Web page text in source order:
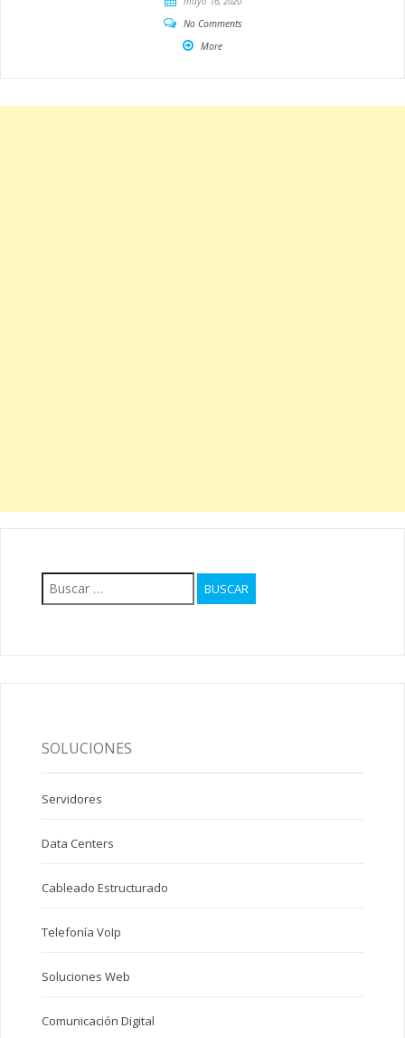
No Comments
More
SOLUCIONES
Servidores
Data Centers
Cableado Estructurado
Telefonía VoIp
Soluciones Web
Comunicación Digital